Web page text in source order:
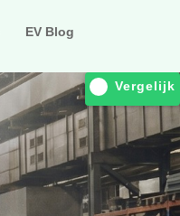
EV Blog
Vergelijk